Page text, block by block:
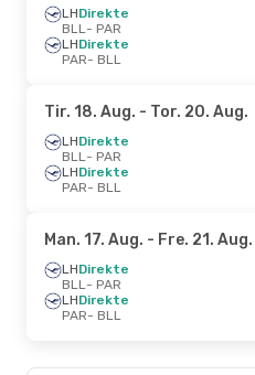
LHDirekte
BLL- PAR
LHDirekte
PAR- BLL
Tir. 18. Aug. - Tor. 20. Aug.
LHDirekte
BLL- PAR
LHDirekte
PAR- BLL
Man. 17. Aug. - Fre. 21. Aug.
LHDirekte
BLL- PAR
LHDirekte
PAR- BLL